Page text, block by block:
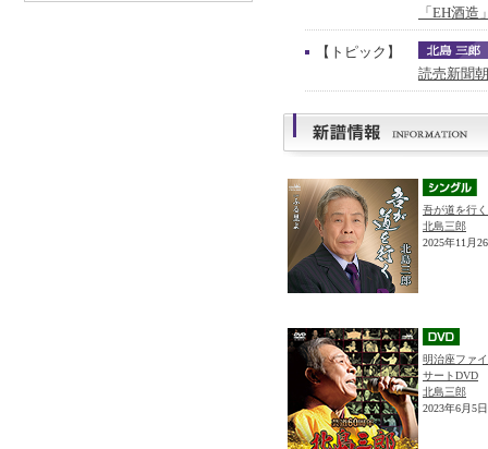
「EH酒
【トピック】
読売新聞
吾が道を行く
北島三郎
2025年11月
明治座ファ
サートDVD
北島三郎
2023年6月5